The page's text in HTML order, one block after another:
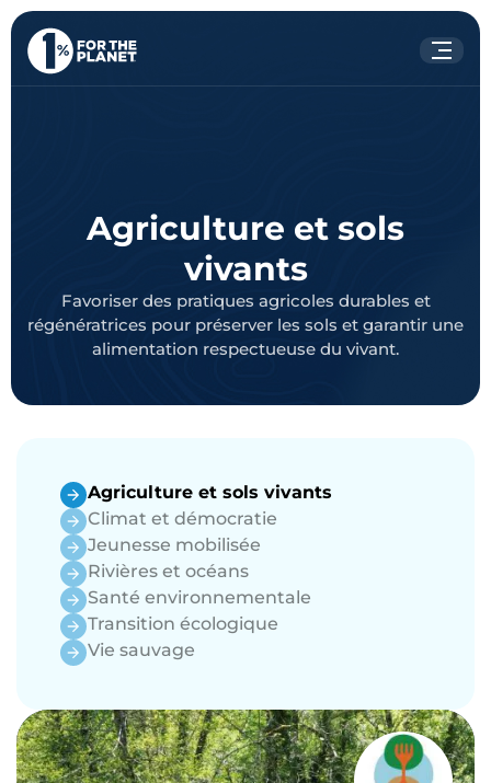
Agriculture et sols
vivants
Favoriser des pratiques agricoles durables et
régénératrices pour préserver les sols et garantir une
alimentation respectueuse du vivant.
Agriculture et sols vivants
Climat et démocratie
Jeunesse mobilisée
Rivières et océans
Santé environnementale
Transition écologique
Vie sauvage